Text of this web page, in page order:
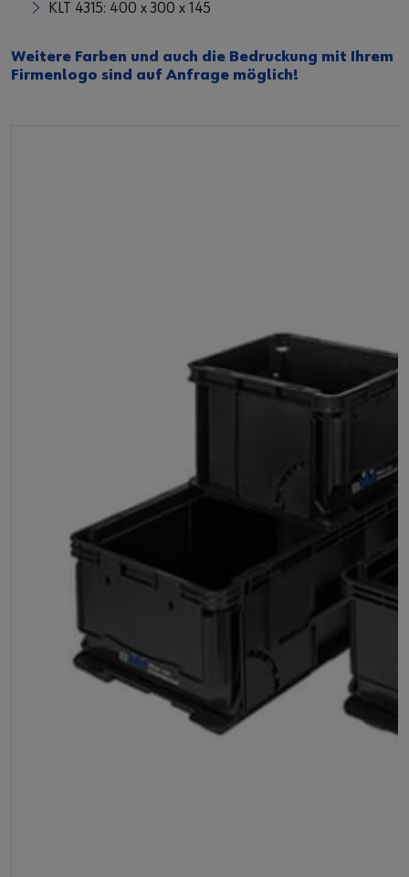
KLT 4315: 400 x 300 x 145
Weitere Farben und auch die Bedruckung mit Ihrem
Firmenlogo sind auf Anfrage möglich!